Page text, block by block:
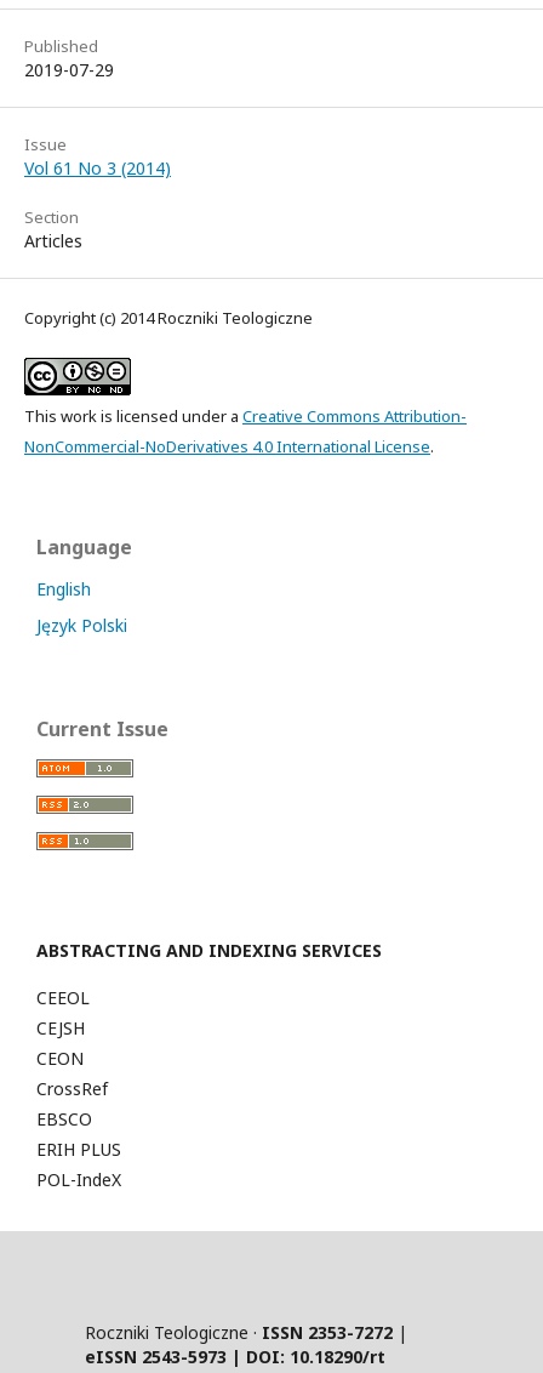
Published
2019-07-29
Issue
Vol 61 No 3 (2014)
Section
Articles
Copyright (c) 2014 Roczniki Teologiczne
This work is licensed under a Creative Commons Attribution-
NonCommercial-NoDerivatives 4.0 International License.
Language
English
Język Polski
Current Issue
ABSTRACTING AND INDEXING SERVICES
CEEOL
CEJSH
CEON
CrossRef
EBSCO
ERIH PLUS
POL-IndeX
Roczniki Teologiczne · ISSN 2353-7272 |
eISSN 2543-5973 | DOI: 10.18290/rt